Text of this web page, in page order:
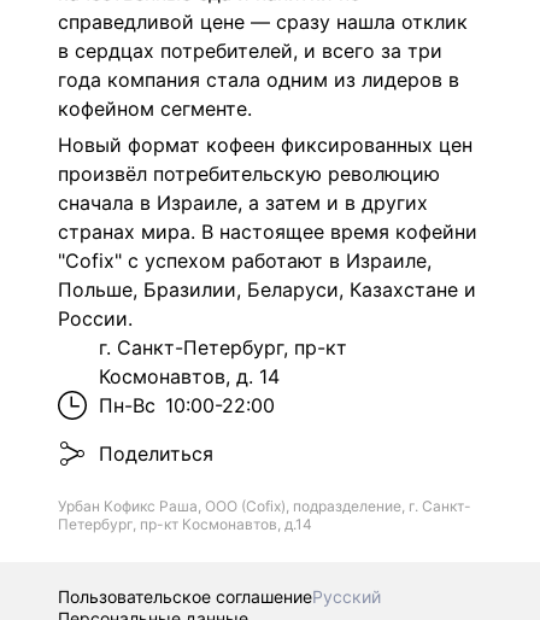
справедливой цене — сразу нашла отклик
в сердцах потребителей, и всего за три
года компания стала одним из лидеров в
кофейном сегменте.
Новый формат кофеен фиксированных цен
произвёл потребительскую революцию
сначала в Израиле, а затем и в других
странах мира. В настоящее время кофейни
"Cofix" с успехом работают в Израиле,
Польше, Бразилии, Беларуси, Казахстане и
России.
г. Санкт-Петербург, пр-кт
Космонавтов, д. 14
Пн-Вс 10:00-22:00
Поделиться
Урбан Кофикс Раша, ООО (Cofix), подразделение, г. Санкт-
Петербург, пр-кт Космонавтов, д.14
Пользовательское соглашениеРусский